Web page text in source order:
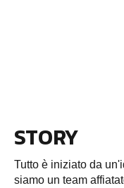
STORY
Tutto è iniziato da
siamo un team